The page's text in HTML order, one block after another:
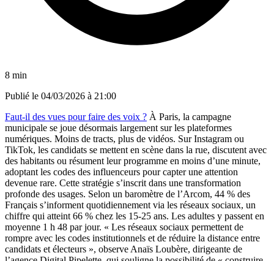
8 min
Publié le 04/03/2026 à 21:00
Faut-il des vues pour faire des voix ? À Paris, la campagne
municipale se joue désormais largement sur les plateformes
numériques. Moins de tracts, plus de vidéos. Sur Instagram ou
TikTok, les candidats se mettent en scène dans la rue, discutent avec
des habitants ou résument leur programme en moins d’une minute,
adoptant les codes des influenceurs pour capter une attention
devenue rare. Cette stratégie s’inscrit dans une transformation
profonde des usages. Selon un baromètre de l’Arcom, 44 % des
Français s’informent quotidiennement via les réseaux sociaux, un
chiffre qui atteint 66 % chez les 15-25 ans. Les adultes y passent en
moyenne 1 h 48 par jour. « Les réseaux sociaux permettent de
rompre avec les codes institutionnels et de réduire la distance entre
candidats et électeurs », observe Anaïs Loubère, dirigeante de